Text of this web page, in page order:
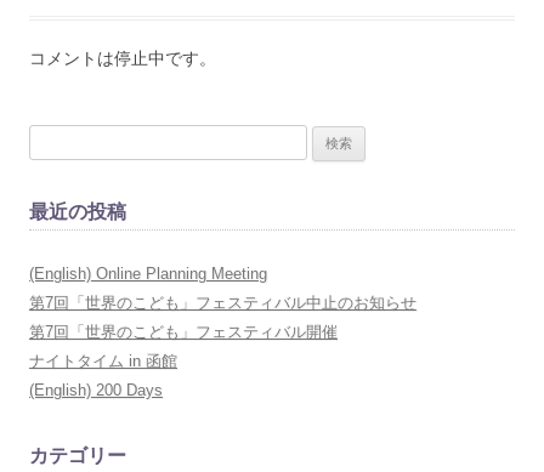
コメントは停止中です。
:
最近の投稿
(English) Online Planning Meeting
第7回「世界のこども」フェスティバル中止のお知らせ
第7回「世界のこども」フェスティバル開催
ナイトタイム in 函館
(English) 200 Days
カテゴリー